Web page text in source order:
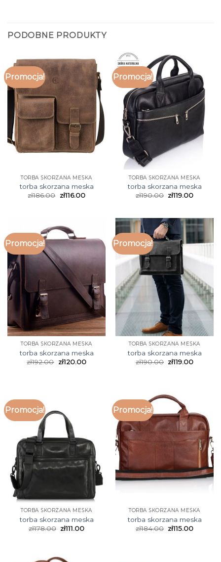
PODOBNE PRODUKTY
Promocja!
TORBA SKORZANA MESKA
torba skorzana meska
zł186.00 zł116.00
Promocja!
TORBA SKORZANA MESKA
torba skorzana meska
zł190.00 zł119.00
Promocja!
TORBA SKORZANA MESKA
torba skorzana meska
zł192.00 zł120.00
Promocja!
TORBA SKORZANA MESKA
torba skorzana meska
zł190.00 zł119.00
Promocja!
TORBA SKORZANA MESKA
torba skorzana meska
zł178.00 zł111.00
Promocja!
TORBA SKORZANA MESKA
torba skorzana meska
zł184.00 zł115.00